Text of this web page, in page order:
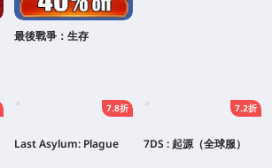
最後戰爭：生存
7.8折
Last Asylum: Plague
7.2折
7DS : 起源（全球服）